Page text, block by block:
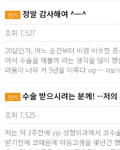
인기 정말 감사해여 ^ㅡ^
조회 7,527
20살인가..어느 순간부터 비염 비슷한
여서 수술을 해볼까 라는 생각을 많이
려움이 너무 커 5년을 미루다 vip… 더보기
인기 수술 받으시려는 분께! --저
조회 7,525
저는 약 3주전에 vip 성형외과에서 코수
받기전에 코때문에 마음고생을 몇년간